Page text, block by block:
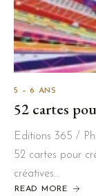
5 – 6 ANS
52 cartes
Editions 365 /
52 cartes pour
créatives…
READ MORE